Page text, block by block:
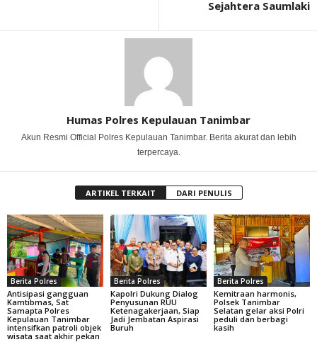
Sejahtera Saumlaki
Humas Polres Kepulauan Tanimbar
Akun Resmi Official Polres Kepulauan Tanimbar. Berita akurat dan lebih
terpercaya.
ARTIKEL TERKAIT DARI PENULIS
Berita Polres
Antisipasi gangguan
Kamtibmas, Sat
Samapta Polres
Kepulauan Tanimbar
intensifkan patroli objek
wisata saat akhir pekan
Berita Polres
Kapolri Dukung Dialog
Penyusunan RUU
Ketenagakerjaan, Siap
Jadi Jembatan Aspirasi
Buruh
Berita Polres
Kemitraan harmonis,
Polsek Tanimbar
Selatan gelar aksi Polri
peduli dan berbagi
kasih